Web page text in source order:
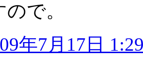
で。
年7月17日